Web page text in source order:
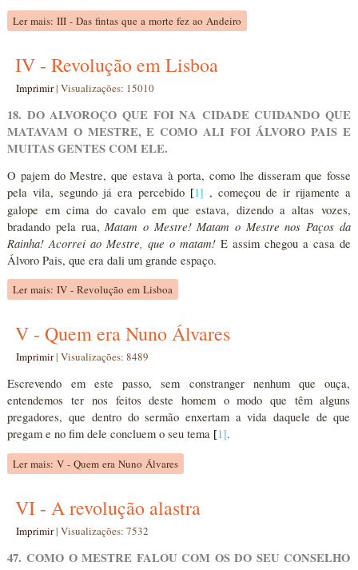
Ler mais: III - Das fintas que a morte fez ao Andeiro
IV - Revolução em Lisboa
Imprimir|Visualizações: 15010
18. DO ALVOROÇO QUE FOI NA CIDADE CUIDANDO QUE
MATAVAM O MESTRE, E COMO ALI FOI ÁLVORO PAIS E
MUITAS GENTES COM ELE.
O pajem do Mestre, que estava à porta, como lhe disseram que fosse
pela vila, segundo já era percebido [1] , começou de ir rijamente a
galope em cima do cavalo em que estava, dizendo a altas vozes,
bradando pela rua,Matam o Mestre! Matam o Mestre nos Paços da
Rainha! Acorrei ao Mestre, que o matam! E assim chegou a casa de
Álvoro Pais, que era dali um grande espaço.
Ler mais: IV - Revolução em Lisboa
V - Quem era Nuno Álvares
Imprimir|Visualizações: 8489
Escrevendo em este passo, sem constranger nenhum que ouça,
entendemos ter nos feitos deste homem o modo que têm alguns
pregadores, que dentro do sermão enxertam a vida daquele de que
pregam e no fim dele concluem o seu tema [1].
Ler mais: V - Quem era Nuno Álvares
VI - A revolução alastra
Imprimir|Visualizações: 7532
47. COMO O MESTRE FALOU COM OS DO SEU CONSELHO